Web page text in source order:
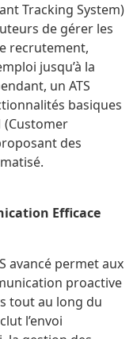
Tracking System)
de gérer les
recrutement,
jusqu’à la
un ATS
basiques
(Customer
des
Efficace
avancé permet aux
proactive
tout au long du
l’envoi